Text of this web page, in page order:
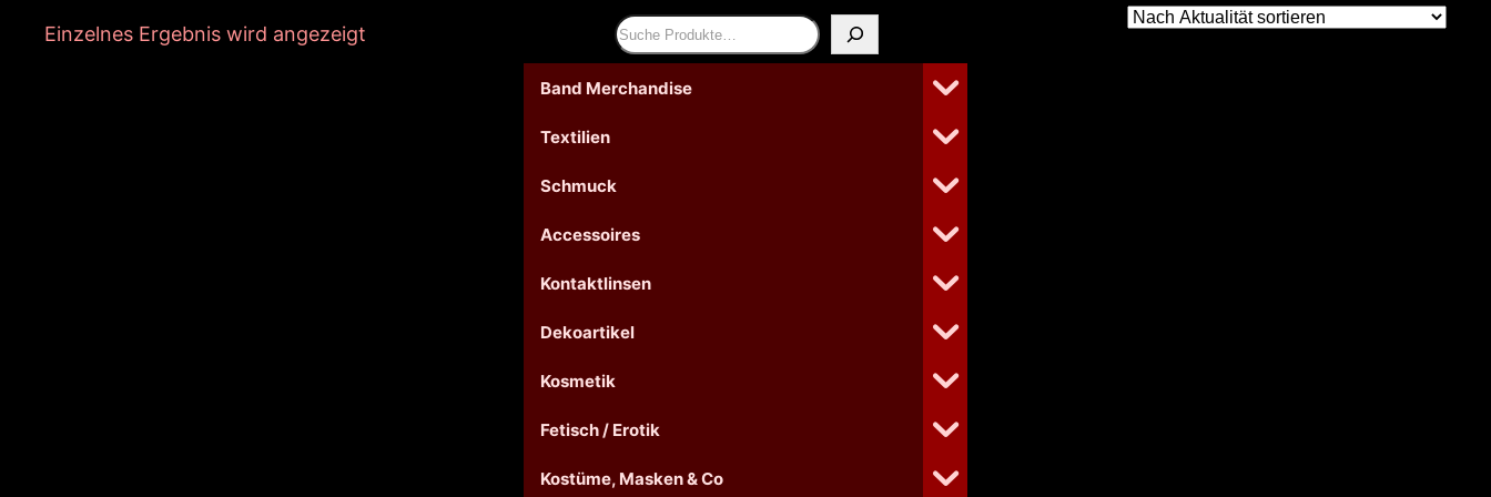
Einzelnes Ergebnis wird angezeigt Suchen
Band Merchandise
Textilien
Schmuck
Accessoires
Kontaktlinsen
Dekoartikel
Kosmetik
Fetisch / Erotik
Kostüme, Masken & Co